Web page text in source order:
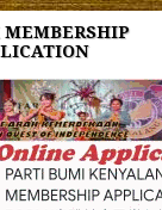
MEMBERSHIP